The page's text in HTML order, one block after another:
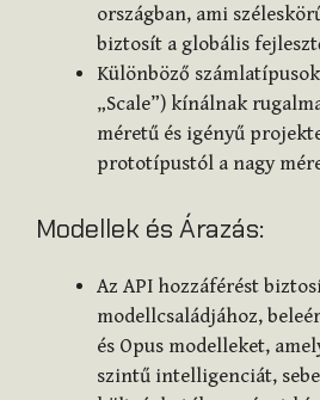
országban, ami
biztosít a globális
Különböző
„Scale”) kínálnak
méretű és igényű
prototípustól a nagy
Modellek és Árazás:
Az API hozzáférést
modellcsaládjához,
és Opus modelleket,
szintű intelligenciát,